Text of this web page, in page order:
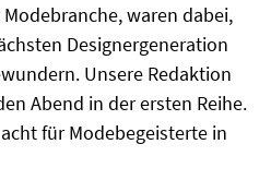
waren dabei,
Designergeneration
Unsere Redaktion
Abend in der ersten Reihe.
für Modebegeisterte in